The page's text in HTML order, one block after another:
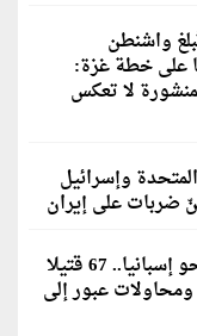
واشنطن
على خطة غزة:
لا تعكس
وإسرائيل
ضربات على إيران
التدفق نحو إسبانيا.. 67 قتيلا
عبور إلى